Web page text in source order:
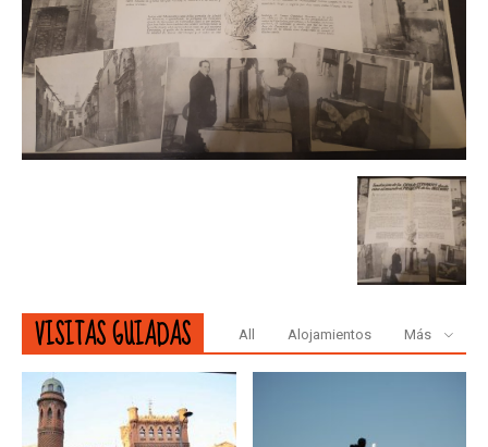
VISITAS GUIADAS All Alojamientos Más